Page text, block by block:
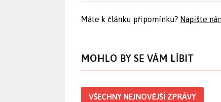
Máte k článku připomínku? Napište
MOHLO BY SE VÁM LÍBIT
VŠECHNY NEJNOVĚJŠÍ ZPRÁVY